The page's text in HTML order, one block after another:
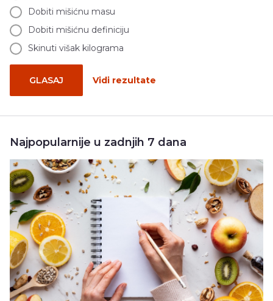
Dobiti mišićnu masu
Dobiti mišićnu definiciju
Skinuti višak kilograma
GLASAJ Vidi rezultate
Najpopularnije u zadnjih 7 dana